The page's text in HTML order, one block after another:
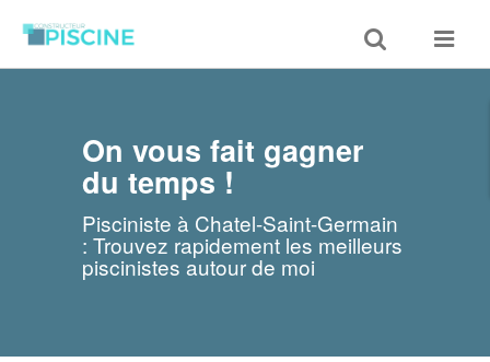
Toggle
search
Toggle
On vous fait gagner
du temps !
Pisciniste à Chatel-Saint-Germain
: Trouvez rapidement les meilleurs
piscinistes autour de moi